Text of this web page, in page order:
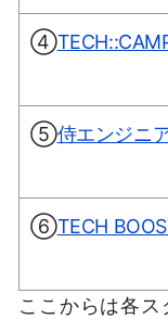
④
⑤侍エンジニ
⑥TECH
ここからは各